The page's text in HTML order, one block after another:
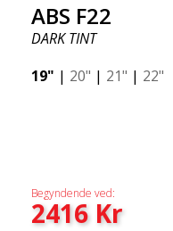
ABS F22
DARK TINT
19" | 20" | 21" | 22"
Begyndende ved:
2416Kr